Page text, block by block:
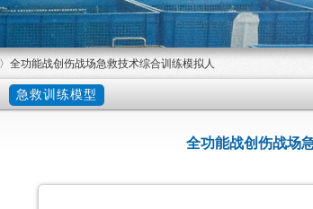
〉全功能战创伤战场急救技术综合训练模拟人
急救训练模型
全功能战创伤战场